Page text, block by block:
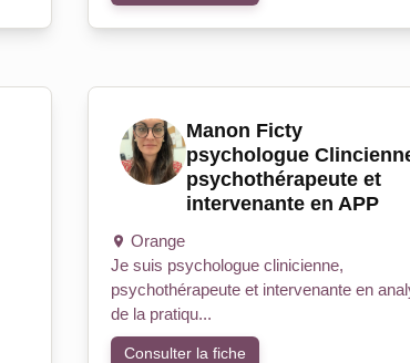
Manon Ficty
psychologue
psychothérapeute et
intervenante en APP
Orange
Je suis psychologue clinicienne,
psychothérapeute et intervenante en
de la pratiqu...
Consulter la fiche